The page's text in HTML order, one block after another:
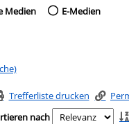
Medienart nach
Medien E-Medien
Trefferliste drucken
nach